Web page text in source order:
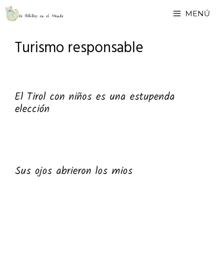
Saltar
MENÚ
Turismo responsable
El Tirol con niños es una estupenda
elección
Sus ojos abrieron los mios